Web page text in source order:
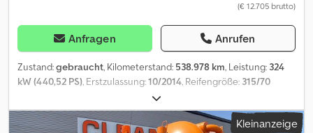
(€ 12.705 brutto)
Anfragen Anrufen
Zustand:gebraucht, Kilometerstand: 538.978 km, Leistung: 324
kW (440,52 PS), Erstzulassung:10/2014, Reifengröße: 315/70
4x2, Farbe:
Schlafkabine, Getriebetyp:Automatisch, Emissionsklasse:Euro6,
Federung:Blatt-Luft, Baujahr:2014, Ausstattung:ABS, Rußfilter,
Kleinanzeige